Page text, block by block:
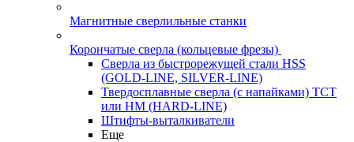
Магнитные сверлильные станки
Корончатые сверла (кольцевые фрезы)
Сверла из быстрорежущей стали HSS
(GOLD-LINE, SILVER-LINE)
Твердосплавные сверла (с напайками) ТСТ
или HM (HARD-LINE)
Штифты-выталкиватели
Еще